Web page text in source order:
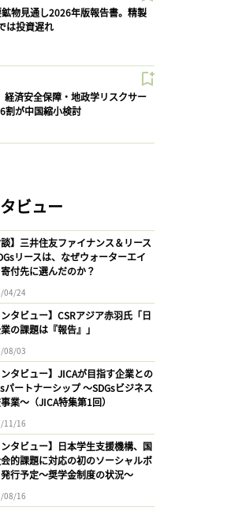
鉱物見通し2026年版報告書。精製
は投資遅れ
経済安全保障・地政学リスクサー
割が中国縮小検討
ビュー
談】三井住友ファイナンス＆リース
リースは、なぜウォーターエイ
寄付先に選んだのか？
04/24
ンタビュー】CSRアジア赤羽氏「日
の課題は『報告』」
08/03
ンタビュー】JICAが目指す企業との
パートナーシップ 〜SDGsビジネス
業〜（JICA特集第1回）
11/16
ンタビュー】日本学生支援機構、国
的課題に対応の初のソーシャルボ
行予定〜奨学金制度の状況〜
08/16